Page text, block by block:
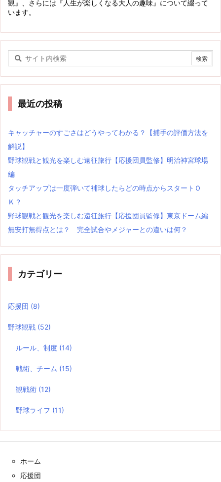
観』、さらには『人生が楽しくなる大人の趣味』について綴って
います。
最近の投稿
キャッチャーのすごさはどうやってわかる？【捕手の評価方法を
解説】
野球観戦と観光を楽しむ遠征旅行【応援団員監修】明治神宮球場
編
タッチアップは一度弾いて補球したらどの時点からスタートＯ
Ｋ？
野球観戦と観光を楽しむ遠征旅行【応援団員監修】東京ドーム編
無安打無得点とは？ 完全試合やメジャーとの違いは何？
カテゴリー
応援団 (8)
野球観戦 (52)
ルール、制度 (14)
戦術、チーム (15)
観戦術 (12)
野球ライフ (11)
ホーム
応援団